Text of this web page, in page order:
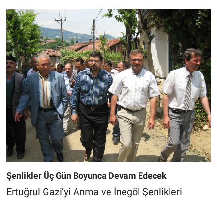
Şenlikler Üç Gün Boyunca Devam Edecek
Ertuğrul Gazi’yi Anma ve İnegöl Şenlikleri